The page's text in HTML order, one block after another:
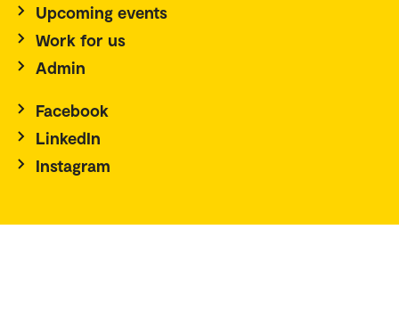
Upcoming events
Work for us
Admin
Facebook
LinkedIn
Instagram